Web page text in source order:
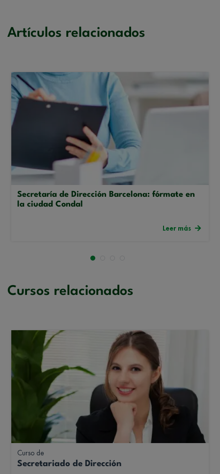
Artículos relacionados
Secretaría de Dirección Barcelona: fórmate en
la ciudad Condal
Leer más
Cursos relacionados
Curso de
Secretariado de Dirección